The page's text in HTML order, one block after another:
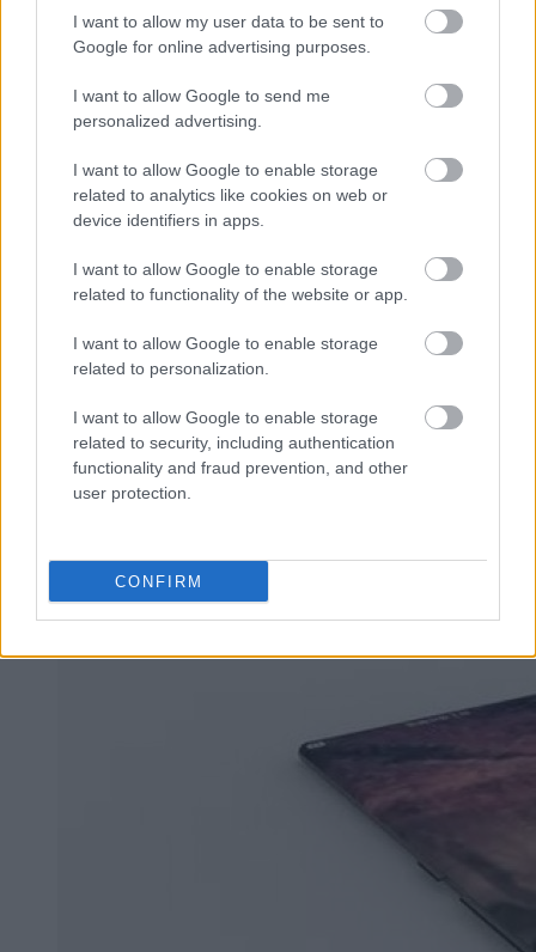
I want to allow my user data to be sent to
Google for online advertising purposes.
I want to allow Google to send me
personalized advertising.
I want to allow Google to enable storage
related to analytics like cookies on web or
device identifiers in apps.
I want to allow Google to enable storage
related to functionality of the website or app.
I want to allow Google to enable storage
related to personalization.
I want to allow Google to enable storage
related to security, including authentication
functionality and fraud prevention, and other
user protection.
CONFIRM
Tylna obudowa Xiaomi Mi Mix 2